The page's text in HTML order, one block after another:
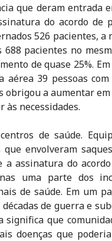
que deram entrada
do acordo de
526 pacientes, a
pacientes no
de quase 25%.
aérea 39 pessoas
obrigou a aumentar
necessidades.
de saúde.
envolveram
a assinatura do
uma parte dos
de saúde. Em um
de guerra e
significa que
doenças que